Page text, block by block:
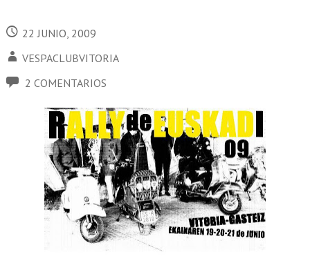
22 JUNIO, 2009
VESPACLUBVITORIA
2 COMENTARIOS